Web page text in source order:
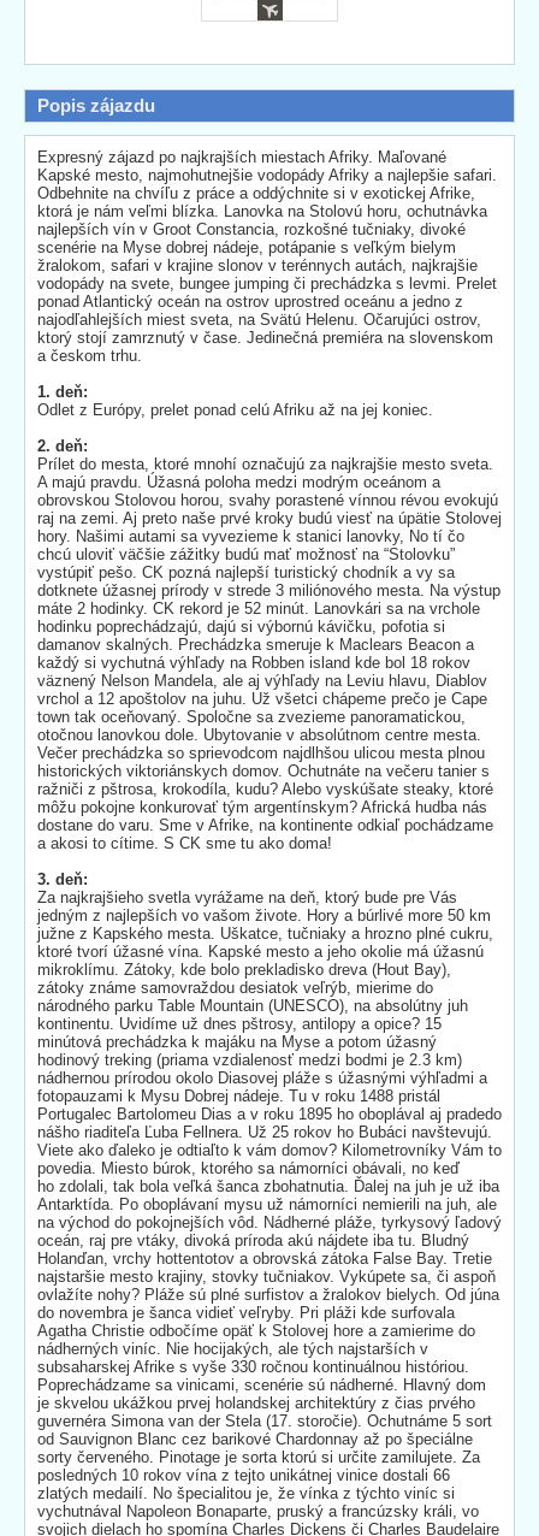
Popis zájazdu
Expresný zájazd po najkrajších miestach Afriky. Maľované
Kapské mesto, najmohutnejšie vodopády Afriky a najlepšie safari.
Odbehnite na chvíľu z práce a oddýchnite si v exotickej Afrike,
ktorá je nám veľmi blízka. Lanovka na Stolovú horu, ochutnávka
najlepších vín v Groot Constancia, rozkošné tučniaky, divoké
scenérie na Myse dobrej nádeje, potápanie s veľkým bielym
žralokom, safari v krajine slonov v terénnych autách, najkrajšie
vodopády na svete, bungee jumping či prechádzka s levmi. Prelet
ponad Atlantický oceán na ostrov uprostred oceánu a jedno z
najodľahlejších miest sveta, na Svätú Helenu. Očarujúci ostrov,
ktorý stojí zamrznutý v čase. Jedinečná premiéra na slovenskom
a českom trhu.
1. deň:
Odlet z Európy, prelet ponad celú Afriku až na jej koniec.
2. deň:
Prílet do mesta, ktoré mnohí označujú za najkrajšie mesto sveta.
A majú pravdu. Úžasná poloha medzi modrým oceánom a
obrovskou Stolovou horou, svahy porastené vínnou révou evokujú
raj na zemi. Aj preto naše prvé kroky budú viesť na úpätie Stolovej
hory. Našimi autami sa vyvezieme k stanici lanovky, No tí čo
chcú uloviť väčšie zážitky budú mať možnosť na “Stolovku”
vystúpiť pešo. CK pozná najlepší turistický chodník a vy sa
dotknete úžasnej prírody v strede 3 miliónového mesta. Na výstup
máte 2 hodinky. CK rekord je 52 minút. Lanovkári sa na vrchole
hodinku poprechádzajú, dajú si výbornú kávičku, pofotia si
damanov skalných. Prechádzka smeruje k Maclears Beacon a
každý si vychutná výhľady na Robben island kde bol 18 rokov
väznený Nelson Mandela, ale aj výhľady na Leviu hlavu, Diablov
vrchol a 12 apoštolov na juhu. Už všetci chápeme prečo je Cape
town tak oceňovaný. Spoločne sa zvezieme panoramatickou,
otočnou lanovkou dole. Ubytovanie v absolútnom centre mesta.
Večer prechádzka so sprievodcom najdlhšou ulicou mesta plnou
historických viktoriánskych domov. Ochutnáte na večeru tanier s
ražniči z pštrosa, krokodíla, kudu? Alebo vyskúšate steaky, ktoré
môžu pokojne konkurovať tým argentínskym? Africká hudba nás
dostane do varu. Sme v Afrike, na kontinente odkiaľ pochádzame
a akosi to cítime. S CK sme tu ako doma!
3. deň:
Za najkrajšieho svetla vyrážame na deň, ktorý bude pre Vás
jedným z najlepších vo vašom živote. Hory a búrlivé more 50 km
južne z Kapského mesta. Uškatce, tučniaky a hrozno plné cukru,
ktoré tvorí úžasné vína. Kapské mesto a jeho okolie má úžasnú
mikroklímu. Zátoky, kde bolo prekladisko dreva (Hout Bay),
zátoky známe samovraždou desiatok veľrýb, mierime do
národného parku Table Mountain (UNESCO), na absolútny juh
kontinentu. Uvidíme už dnes pštrosy, antilopy a opice? 15
minútová prechádzka k majáku na Myse a potom úžasný
hodinový treking (priama vzdialenosť medzi bodmi je 2.3 km)
nádhernou prírodou okolo Diasovej pláže s úžasnými výhľadmi a
fotopauzami k Mysu Dobrej nádeje. Tu v roku 1488 pristál
Portugalec Bartolomeu Dias a v roku 1895 ho oboplával aj pradedo
nášho riaditeľa Ľuba Fellnera. Už 25 rokov ho Bubáci navštevujú.
Viete ako ďaleko je odtiaľto k vám domov? Kilometrovníky Vám to
povedia. Miesto búrok, ktorého sa námorníci obávali, no keď
ho zdolali, tak bola veľká šanca zbohatnutia. Ďalej na juh je už iba
Antarktída. Po oboplávaní mysu už námorníci nemierili na juh, ale
na východ do pokojnejších vôd. Nádherné pláže, tyrkysový ľadový
oceán, raj pre vtáky, divoká príroda akú nájdete iba tu. Bludný
Holanďan, vrchy hottentotov a obrovská zátoka False Bay. Tretie
najstaršie mesto krajiny, stovky tučniakov. Vykúpete sa, či aspoň
ovlažíte nohy? Pláže sú plné surfistov a žralokov bielych. Od júna
do novembra je šanca vidieť veľryby. Pri pláži kde surfovala
Agatha Christie odbočíme opäť k Stolovej hore a zamierime do
nádherných viníc. Nie hocijakých, ale tých najstarších v
subsaharskej Afrike s vyše 330 ročnou kontinuálnou históriou.
Poprechádzame sa vinicami, scenérie sú nádherné. Hlavný dom
je skvelou ukážkou prvej holandskej architektúry z čias prvého
guvernéra Simona van der Stela (17. storočie). Ochutnáme 5 sort
od Sauvignon Blanc cez barikové Chardonnay až po špeciálne
sorty červeného. Pinotage je sorta ktorú si určite zamilujete. Za
posledných 10 rokov vína z tejto unikátnej vinice dostali 66
zlatých medailí. No špecialitou je, že vínka z týchto viníc si
vychutnával Napoleon Bonaparte, pruský a francúzsky králi, vo
svojich dielach ho spomína Charles Dickens či Charles Baudelaire